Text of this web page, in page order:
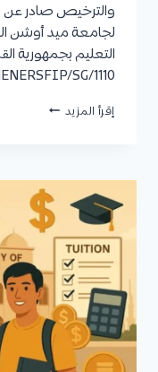
والترخيص صادر عن
لجامعة ميد أوشن
1110/MENERSFIP/SG، وتقدم الجامعة خدماتها…
إقرأ المزيد جامعة
التخصصات،
شروط
القبول،
الرسوم
الدراسية،
المنح
الدراسية،
وكيفية
التقديم